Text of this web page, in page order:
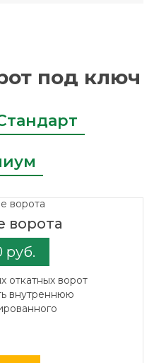
под ключ
ворота
руб.
откатных ворот
внутреннюю